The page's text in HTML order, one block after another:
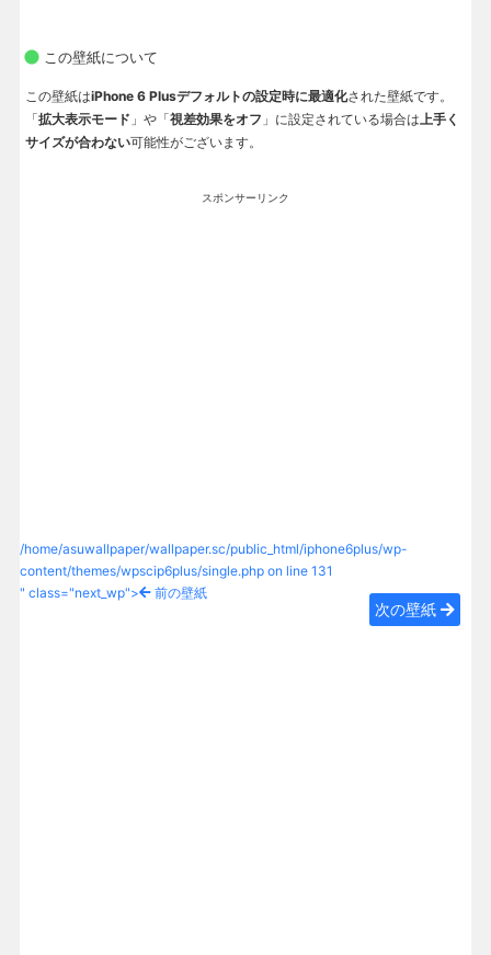
この壁紙について
この壁紙はiPhone 6 Plusデフォルトの設定時に最適化された壁紙です。
「拡大表示モード 」や「視差効果をオフ 」に設定されている場合は上手く
サイズが合わない可能性がございます。
スポンサーリンク
/home/asuwallpaper/wallpaper.sc/public_html/iphone6plus/wp-
content/themes/wpscip6plus/single.php on line 131
" class="next_wp">
前の壁紙
次の壁紙